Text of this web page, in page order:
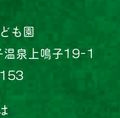
も園
泉上鳴子19-1